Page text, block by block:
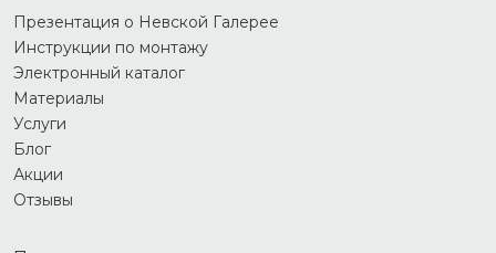
Презентация о Невской Галерее
Инструкции по монтажу
Электронный каталог
Материалы
Услуги
Блог
Акции
Отзывы